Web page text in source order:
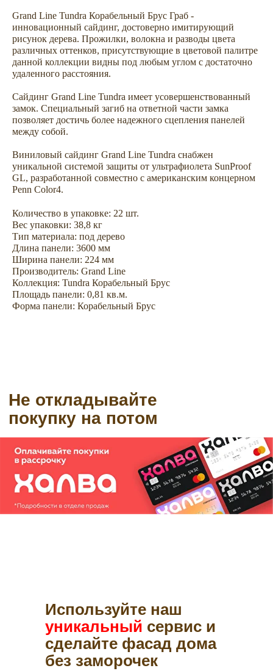
Grand Line Tundra Корабельный Брус Граб -
инновационный сайдинг, достоверно имитирующий
рисунок дерева. Прожилки, волокна и разводы цвета
различных оттенков, присутствующие в цветовой палитре
данной коллекции видны под любым углом с достаточно
удаленного расстояния.
Сайдинг Grand Line Tundra имеет усовершенствованный
замок. Специальный загиб на ответной части замка
позволяет достичь более надежного сцепления панелей
между собой.
Виниловый сайдинг Grand Line Tundra снабжен
уникальной системой защиты от ультрафиолета SunProof
GL, разработанной совместно с американским концерном
Penn Color4.
Количество в упаковке: 22 шт.
Вес упаковки: 38,8 кг
Тип материала: под дерево
Длина панели: 3600 мм
Ширина панели: 224 мм
Производитель: Grand Line
Коллекция: Tundra Корабельный Брус
Площадь панели: 0,81 кв.м.
Форма панели: Корабельный Брус
Не откладывайте
покупку на потом
Используйте наш
уникальный сервис и
сделайте фасад дома
без заморочек